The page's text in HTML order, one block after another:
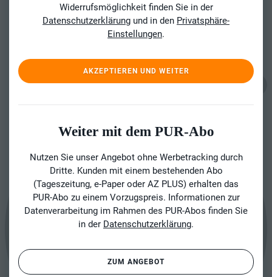
Widerrufsmöglichkeit finden Sie in der
Datenschutzerklärung und in den Privatsphäre-
Einstellungen.
AKZEPTIEREN UND WEITER
Weiter mit dem PUR-Abo
Nutzen Sie unser Angebot ohne Werbetracking durch
Dritte. Kunden mit einem bestehenden Abo
(Tageszeitung, e-Paper oder AZ PLUS) erhalten das
PUR-Abo zu einem Vorzugspreis. Informationen zur
Datenverarbeitung im Rahmen des PUR-Abos finden Sie
in der Datenschutzerklärung.
ZUM ANGEBOT